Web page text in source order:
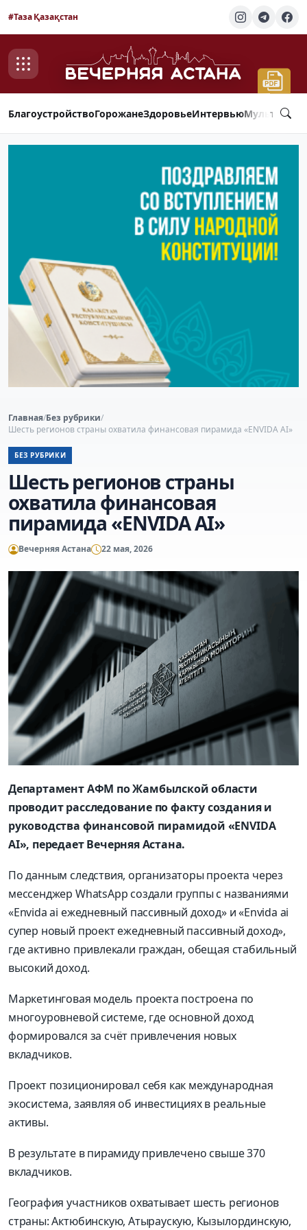
#Таза Қазақстан
БлагоустройствоГорожанеЗдоровьеИнтервью
Главная/Без рубрики/
Шесть регионов страны охватила финансовая пирамида «ENVIDA AI»
БЕЗ РУБРИКИ
Шесть регионов страны
охватила финансовая
пирамида «ENVIDA AI»
Вечерняя Астана 22 мая, 2026
Департамент АФМ по Жамбылской области
проводит расследование по факту создания и
руководства финансовой пирамидой «ENVIDA
AI», передает Вечерняя Астана.
По данным следствия, организаторы проекта через
мессенджер WhatsApp создали группы с названиями
«Еnvida ai ежедневный пассивный доход» и «Еnvida ai
супер новый проект ежедневный пассивный доход»,
где активно привлекали граждан, обещая стабильный
высокий доход.
Маркетинговая модель проекта построена по
многоуровневой системе, где основной доход
формировался за счёт привлечения новых
вкладчиков.
Проект позиционировал себя как международная
экосистема, заявляя об инвестициях в реальные
активы.
В результате в пирамиду привлечено свыше 370
вкладчиков.
География участников охватывает шесть регионов
страны: Актюбинскую, Атыраускую, Кызылординскую,